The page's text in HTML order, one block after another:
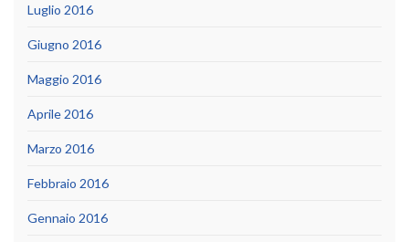
Luglio 2016
Giugno 2016
Maggio 2016
Aprile 2016
Marzo 2016
Febbraio 2016
Gennaio 2016